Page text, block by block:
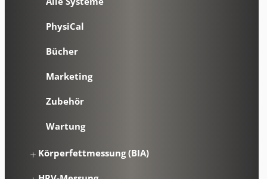
PhysiCal
Bücher
Marketing
Zubehör
Wartung
Körperfettmessung (BIA)